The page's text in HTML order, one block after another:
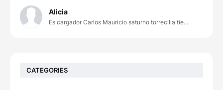
Alicia
Es cargador Carlos Mauricio saturno torrecilla tie...
CATEGORIES